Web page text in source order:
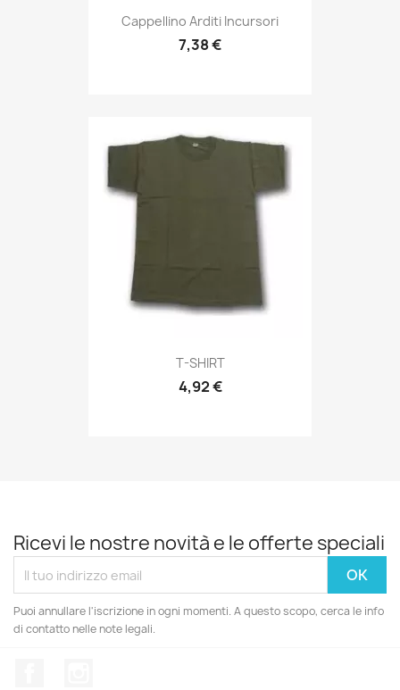
Anteprima
Cappellino Arditi Incursori
7,38 €
Anteprima
T-SHIRT
4,92 €
Ricevi le nostre novità e le offerte speciali
Puoi annullare l'iscrizione in ogni momenti. A questo scopo, cerca le info
di contatto nelle note legali.